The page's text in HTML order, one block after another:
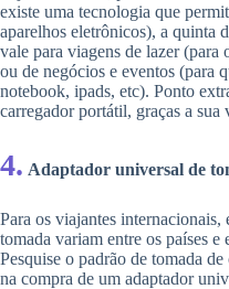
existe uma tecnologia que
aparelhos eletrônicos), a quinta
vale para viagens de lazer
ou de negócios e eventos (para
notebook, ipads, etc). Ponto
carregador portátil, graças a sua
4. Adaptador universal de
Para os viajantes internacionais,
tomada variam entre os países e
Pesquise o padrão de tomada
na compra de um adaptador